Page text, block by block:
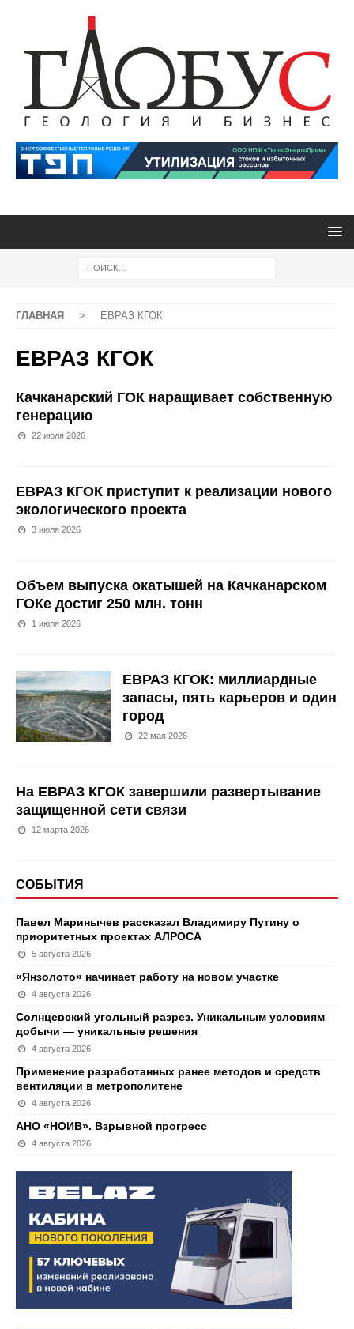
ГЛАВНАЯ > ЕВРАЗ КГОК
ЕВРАЗ КГОК
Качканарский ГОК наращивает собственную
генерацию
22 июля 2026
ЕВРАЗ КГОК приступит к реализации нового
экологического проекта
3 июля 2026
Объем выпуска окатышей на Качканарском
ГОКе достиг 250 млн. тонн
1 июля 2026
ЕВРАЗ КГОК: миллиардные
запасы, пять карьеров и один
город
22 мая 2026
На ЕВРАЗ КГОК завершили развертывание
защищенной сети связи
12 марта 2026
СОБЫТИЯ
Павел Маринычев рассказал Владимиру Путину о
приоритетных проектах АЛРОСА
5 августа 2026
«Янзолото» начинает работу на новом участке
4 августа 2026
Солнцевский угольный разрез. Уникальным условиям
добычи — уникальные решения
4 августа 2026
Применение разработанных ранее методов и средств
вентиляции в метрополитене
4 августа 2026
АНО «НОИВ». Взрывной прогресс
4 августа 2026